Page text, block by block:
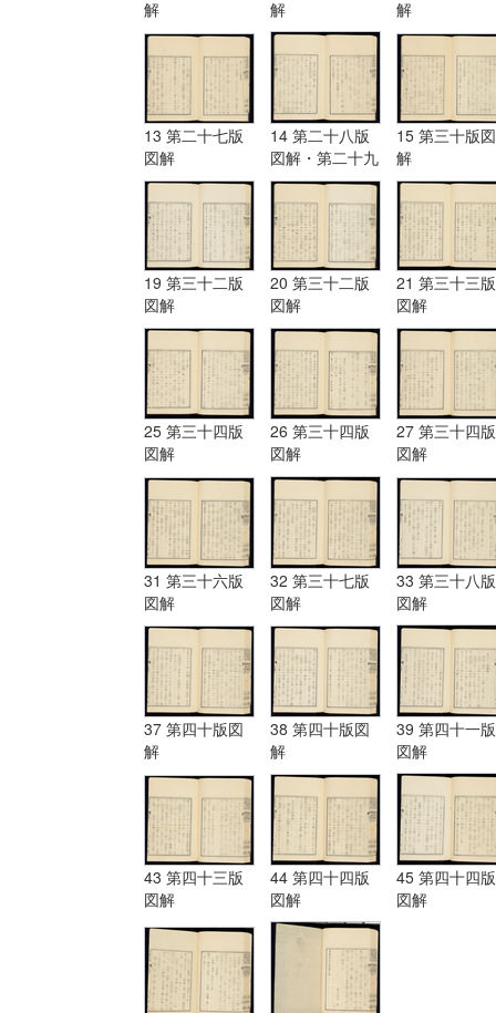
解
解
解
13 第二十七版
図解
14 第二十八版
図解・第二十九
版図解
15 第三十版図
解
19 第三十二版
図解
20 第三十二版
図解
21 第三十三版
図解
25 第三十四版
図解
26 第三十四版
図解
27 第三十四版
図解
31 第三十六版
図解
32 第三十七版
図解
33 第三十八版
図解
37 第四十版図
解
38 第四十版図
解
39 第四十一版
図解
43 第四十三版
図解
44 第四十四版
図解
45 第四十四版
図解